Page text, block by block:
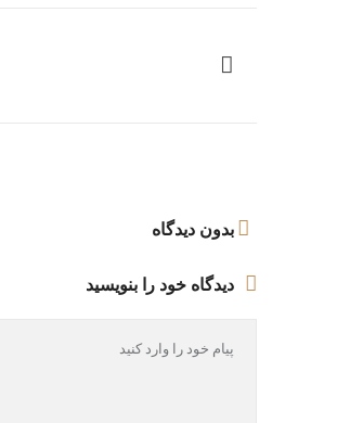
بدون دیدگاه
دیدگاه خود را بنویسید